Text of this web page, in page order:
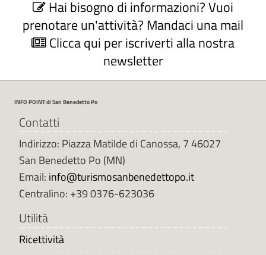
t
Hai bisogno di informazioni? Vuoi
prenotare un'attività? Mandaci una mail
Clicca qui per iscriverti alla nostra
newsletter
INFO POINT di San Benedetto Po
Contatti
Indirizzo: Piazza Matilde di Canossa, 7 46027
San Benedetto Po (MN)
Email: info@turismosanbenedettopo.it
Centralino: +39 0376-623036
Utilità
Ricettività